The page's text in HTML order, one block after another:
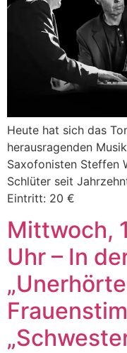
Heute hat sich das
herausragenden
Saxofonisten Steffen
Schlüter seit
Eintritt: 20 €
Mittwoch,
Uhr – In
„Unerhörte